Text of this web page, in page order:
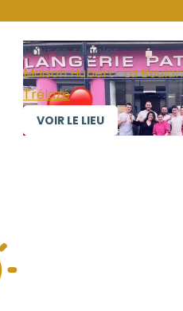
Pour se régaler
Maison Hubert- La
Trélazé
VOIR LE LIEU